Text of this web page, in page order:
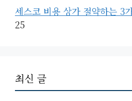
세스코 비용 상가 절약하는 3
25
최신 글